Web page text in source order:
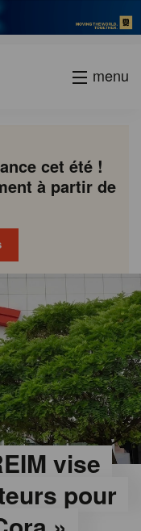
menu
cet été !
à partir de
vise
pour